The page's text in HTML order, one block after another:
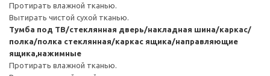
Протирать влажной тканью.
Вытирать чистой сухой тканью.
Тумба под ТВ/стеклянная дверь/накладная шина/каркас/
полка/полка стеклянная/каркас ящика/направляющие
ящика,нажимные
Протирать влажной тканью.